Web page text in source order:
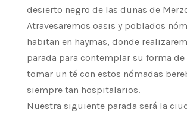
desierto negro de las dunas de
Atravesaremos oasis y poblados
habitan en haymas, donde
parada para contemplar su forma de
tomar un té con estos nómadas
siempre tan hospitalarios.
Nuestra siguiente parada será la